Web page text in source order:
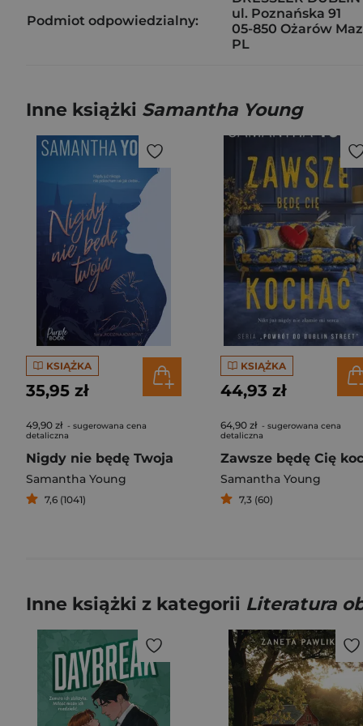
Podmiot odpowiedzialny:
ul. Poznańska 91
05-850 Ożarów
PL
Inne książki Samantha Young
KSIĄŻKA
35,95 zł
49,90 zł - sugerowana cena
detaliczna
Nigdy nie będę Twoja
Samantha Young
7,6 (1041)
KSIĄŻKA
44,93 zł
64,90 zł - sugerowana cena
detaliczna
Samantha Young
7,3 (60)
Inne książki z kategorii Literatura